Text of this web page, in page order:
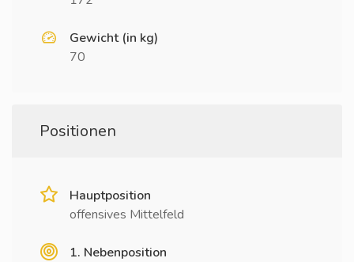
Gewicht (in kg)
70
Positionen
Hauptposition
offensives Mittelfeld
1. Nebenposition